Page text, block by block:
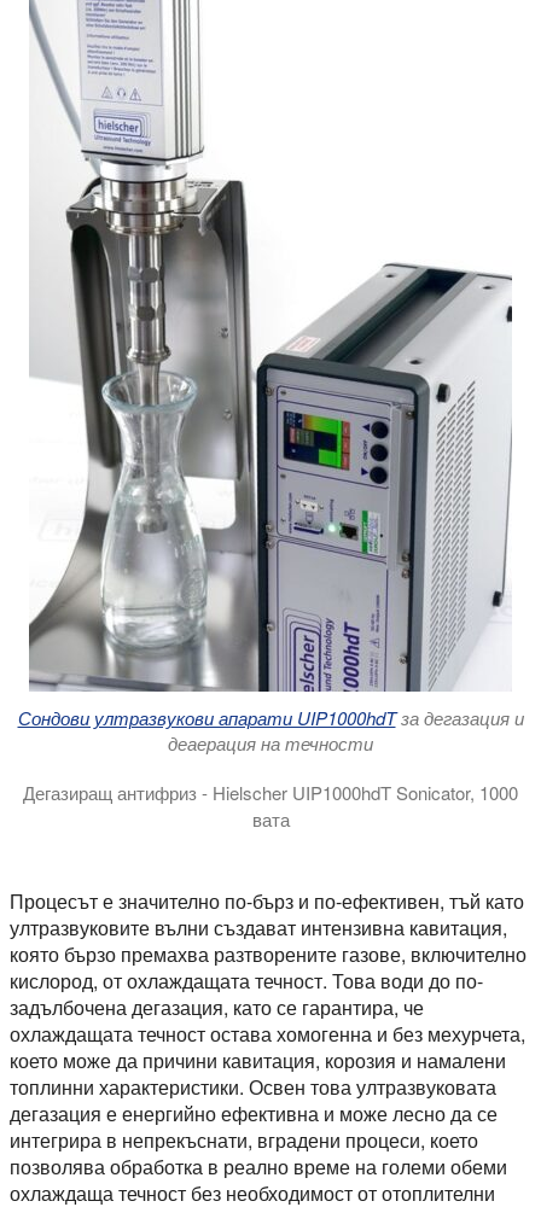
Сондови ултразвукови апарати UIP1000hdTза дегазация и
деаерация на течности
Дегазиращ антифриз - Hielscher UIP1000hdT Sonicator, 1000
вата
Процесът е значително по-бърз и по-ефективен, тъй като
ултразвуковите вълни създават интензивна кавитация,
която бързо премахва разтворените газове, включително
кислород, от охлаждащата течност. Това води до по-
задълбочена дегазация, като се гарантира, че
охлаждащата течност остава хомогенна и без мехурчета,
което може да причини кавитация, корозия и намалени
топлинни характеристики. Освен това ултразвуковата
дегазация е енергийно ефективна и може лесно да се
интегрира в непрекъснати, вградени процеси, което
позволява обработка в реално време на големи обеми
охлаждаща течност без необходимост от отоплителни